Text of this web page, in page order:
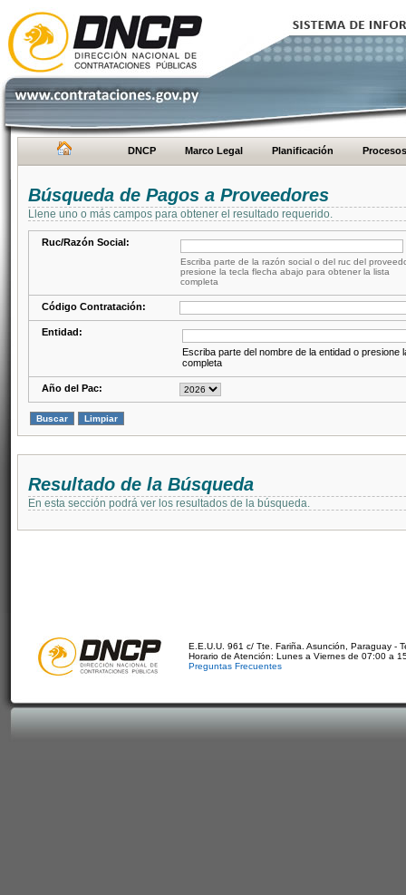
DNCP Marco Legal Planificación Procesos
Búsqueda de Pagos a Proveedores
Llene uno o más campos para obtener el resultado requerido.
Ruc/Razón Social:
Escriba parte de la razón social o del ruc del
presione la tecla flecha abajo para obtener la lista
completa
Código Contratación:
Entidad:
Escriba parte del nombre de la entidad o presione
completa
Año del Pac:
Resultado de la Búsqueda
En esta sección podrá ver los resultados de la búsqueda.
E.E.U.U. 961 c/ Tte. Fariña. Asunción, Paraguay -
Horario de Atención: Lunes a Viernes de 07:00 a
Preguntas Frecuentes